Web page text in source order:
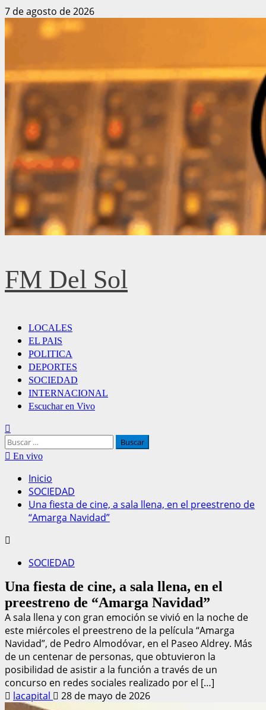
Saltar
al
contenido
7 de agosto de 2026
FM Del Sol
Menú
principal
LOCALES
EL PAIS
POLITICA
DEPORTES
SOCIEDAD
INTERNACIONAL
Escuchar en Vivo
Buscar:
En vivo
Inicio
SOCIEDAD
Una fiesta de cine, a sala llena, en el preestreno de
“Amarga Navidad”
SOCIEDAD
Una fiesta de cine, a sala llena, en el
preestreno de “Amarga Navidad”
A sala llena y con gran emoción se vivió en la noche de
este miércoles el preestreno de la película “Amarga
Navidad”, de Pedro Almodóvar, en el Paseo Aldrey. Más
de un centenar de personas, que obtuvieron la
posibilidad de asistir a la función a través de un
concurso en redes sociales realizado por el […]
lacapital
28 de mayo de 2026